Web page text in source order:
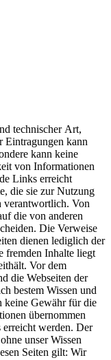
technischer Art,
Eintragungen kann
kann keine
von Informationen
Links erreicht
die sie zur Nutzung
verantwortlich. Von
die von anderen
Die Verweise
dienen lediglich der
fremden Inhalte liegt
Vor dem
die Webseiten der
bestem Wissen und
keine Gewähr für die
übernommen
werden. Der
unser Wissen
Seiten gilt: Wir